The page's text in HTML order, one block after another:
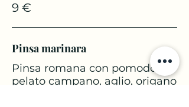
9 €
Pinsa marinara
Pinsa romana con pomodoro
pelato campano, aglio, origano